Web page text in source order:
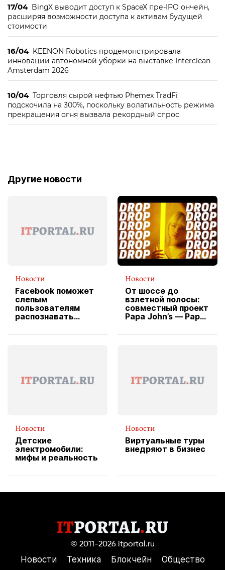
17/04 BingX выводит доступ к SpaceX пре-IPO ончейн,
расширяя возможности доступа к активам будущей
стоимости
16/04 KEENON Robotics продемонстрировала
инновации автономной уборки на выставке Interclean
Amsterdam 2026
10/04 Торговля сырой нефтью Phemex TradFi
подскочила на 300%, поскольку волатильность режима
прекращения огня вызвала рекордный спрос
Другие новости
Новости
Facebook поможет
слепым
пользователям
распознавать
Новости
От шоссе до
взлетной полосы:
совместный проект
Papa John’s — Papa
вводит
Новости
Детские
электромобили:
мифы и реальность
Новости
Виртуальные туры
внедряют в бизнес
© 2011-2026 itportal.ru
Новости Техника Блокчейн Общество